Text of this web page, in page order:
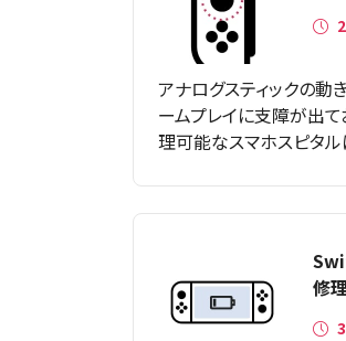
アナログスティックの動
ームプレイに支障が出
理可能なスマホスピタル
修